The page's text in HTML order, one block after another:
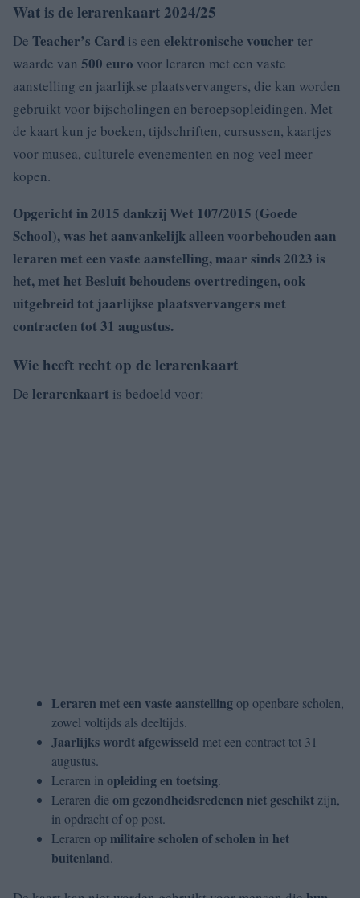
Wat is de lerarenkaart 2024/25
De Teacher’s Card is een elektronische voucher ter
waarde van 500 euro voor leraren met een vaste
aanstelling en jaarlijkse plaatsvervangers, die kan worden
gebruikt voor bijscholingen en beroepsopleidingen. Met
de kaart kun je boeken, tijdschriften, cursussen, kaartjes
voor musea, culturele evenementen en nog veel meer
kopen.
Opgericht in 2015 dankzij Wet 107/2015 (Goede
School), was het aanvankelijk alleen voorbehouden aan
leraren met een vaste aanstelling, maar sinds 2023 is
het, met het Besluit behoudens overtredingen, ook
uitgebreid tot jaarlijkse plaatsvervangers met
contractentot 31 augustus.
Wie heeft recht op de lerarenkaart
De lerarenkaart is bedoeld voor:
Leraren met een vaste aanstellingop openbare scholen,
zowel voltijds als deeltijds.
Jaarlijks wordt afgewisseld met een contract tot 31
augustus.
Leraren in opleiding en toetsing.
Leraren die om gezondheidsredenen niet geschikt zijn,
in opdracht of op post.
Leraren opmilitaire scholen of scholen in het
buitenland.